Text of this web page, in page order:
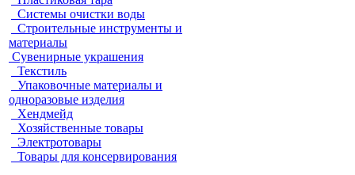
Системы очистки воды
Строительные инструменты и
материалы
Сувенирные украшения
Текстиль
Упаковочные материалы и
одноразовые изделия
Хендмейд
Хозяйственные товары
Электротовары
Товары для консервирования